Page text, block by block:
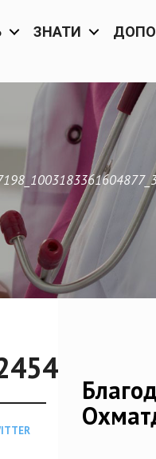
ЗНАТИ